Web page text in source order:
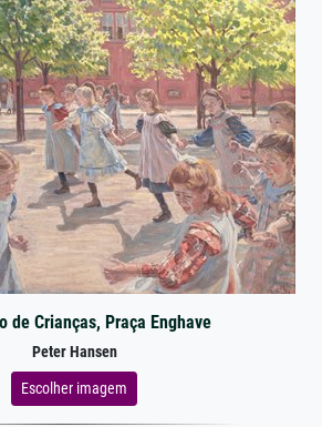
de Crianças, Praça Enghave
Peter Hansen
Escolher imagem